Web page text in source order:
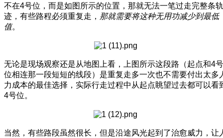
不在4号位，而是如图所示的位置，那就无法一笔过走完整条轨
迹，有些路程必须重复走， 那就需要将这种无用功减少到最低
值。
无论是现场观察还是从地图上看，上图所示这段路（起点和4号
位相连那一段短短的线段）是重复走多一次也不需要付出太多
力成本的最佳选择，实际行走过程中从起点眺望过去都可以看
4号位。
当然，有些路段虽然很长，但是沿途风光起到了治愈威力，让